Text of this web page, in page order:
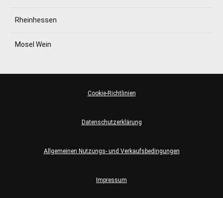
Rheinhessen
Mosel Wein
Impressum
Allgemeinen Nutzungs- und Verkaufsbedingungen
Datenschutzerklärung
Cookie-Richtlinien